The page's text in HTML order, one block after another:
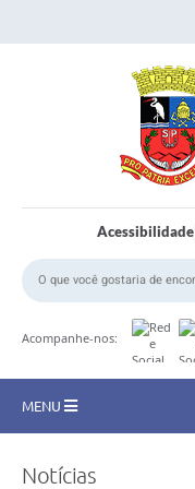
Acessibilidade
Acompanhe-nos:
MENU
CIDADE
Notícias